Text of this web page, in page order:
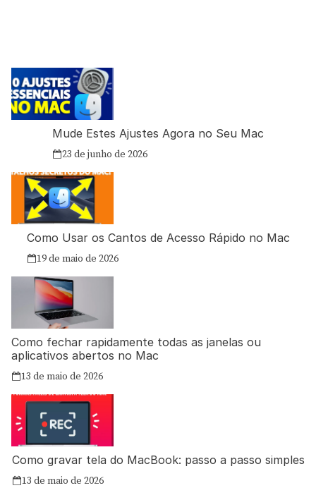
Mude Estes Ajustes Agora no Seu Mac
23 de junho de 2026
Como Usar os Cantos de Acesso Rápido no Mac
19 de maio de 2026
Como fechar rapidamente todas as janelas ou
aplicativos abertos no Mac
13 de maio de 2026
Como gravar tela do MacBook: passo a passo simples
13 de maio de 2026